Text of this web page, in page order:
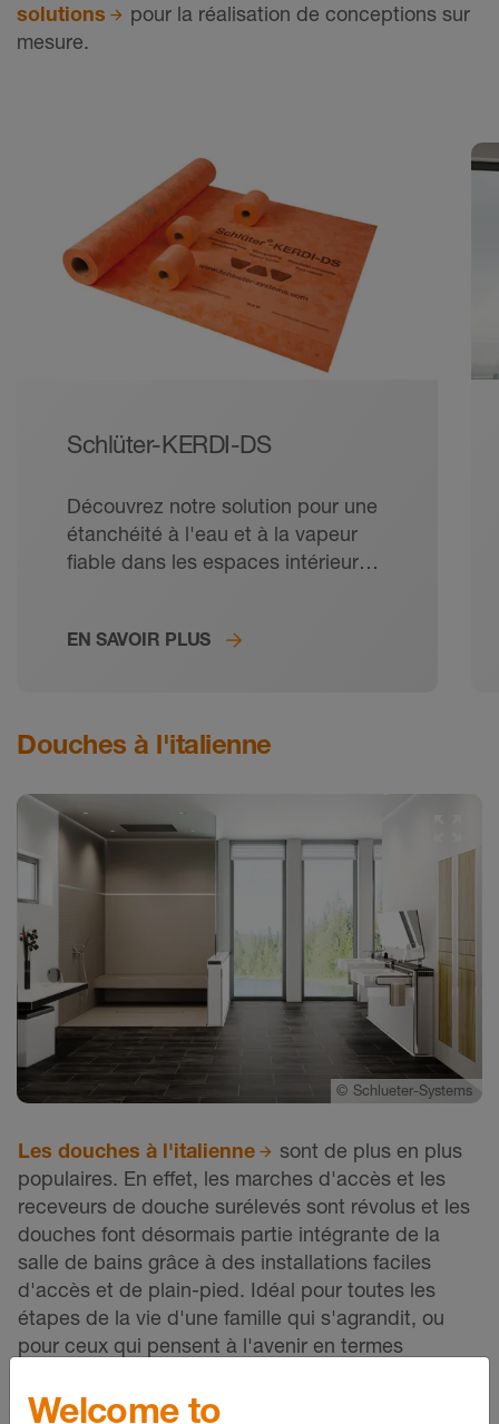
solutions
pour la réalisation de conceptions sur
mesure.
Schlüter-KERDI-DS
Découvrez notre solution pour une
étanchéité à l'eau et à la vapeur
fiable dans les espaces intérieurs
EN SAVOIR PLUS
Douches à l'italienne
© Schlueter-Systems
Les douches à l'italienne
sont de plus en plus
populaires. En effet, les marches d'accès et les
receveurs de douche surélevés sont révolus et les
douches font désormais partie intégrante de la
salle de bains grâce à des installations faciles
d'accès et de plain-pied. Idéal pour toutes les
étapes de la vie d'une famille qui s'agrandit, ou
pour ceux qui pensent à l'avenir en termes
marches ou de parois de séparation, l'espace
Welcome to